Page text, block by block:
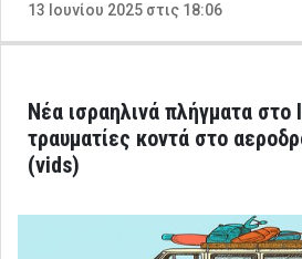
13 Ιουνίου 2025 στις 18:06
Νέα ισραηλινά πλήγματα στο
τραυματίες κοντά στο
(vids)